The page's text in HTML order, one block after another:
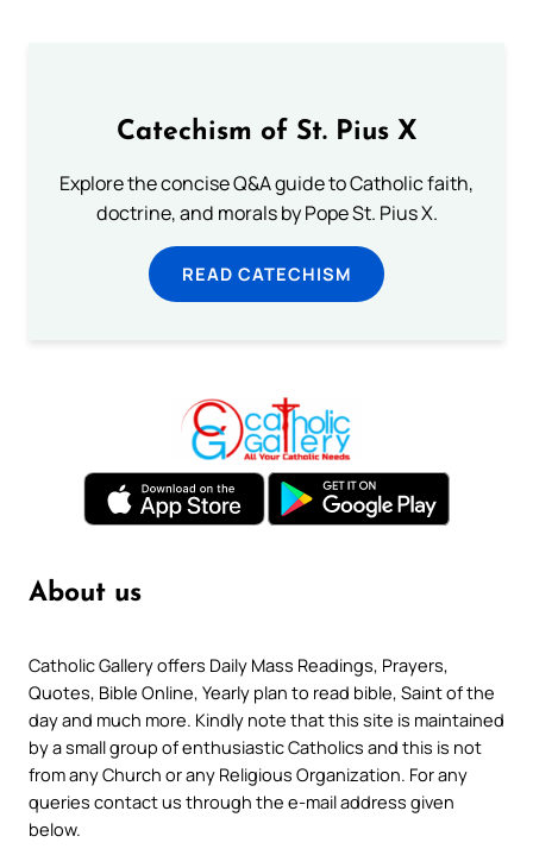
Catechism of St. Pius X
Explore the concise Q&A guide to Catholic faith,
doctrine, and morals by Pope St. Pius X.
READ CATECHISM
About us
Catholic Gallery offers Daily Mass Readings, Prayers,
Quotes, Bible Online, Yearly plan to read bible, Saint of the
day and much more. Kindly note that this site is maintained
by a small group of enthusiastic Catholics and this is not
from any Church or any Religious Organization. For any
queries contact us through the e-mail address given
below.